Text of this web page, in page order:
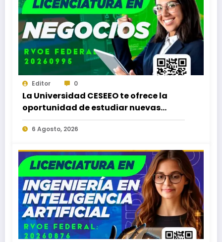
Editor 0
La Universidad CESEEO te ofrece la
oportunidad de estudiar nuevas
Licenciaturas en los Campus Oaxaca,
Puerto Escondido, Ixtepec y en la
6 Agosto, 2026